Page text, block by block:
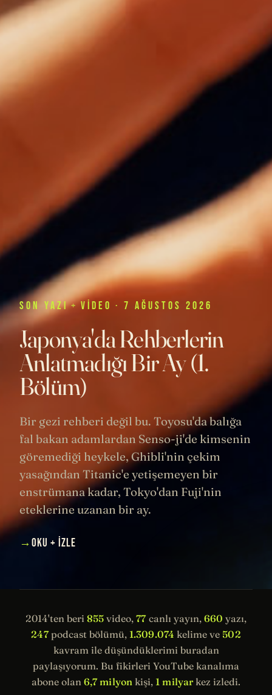
SON YAZI + VIDEO · 7 AĞUSTOS 2026
Japonya'da Rehberlerin
Anlatmadığı Bir Ay (1.
Bölüm)
Bir gezi rehberi değil bu. Toyosu'da balığa
fal bakan adamlardan Senso-ji'de kimsenin
göremediği heykele, Ghibli'nin çekim
yasağından Titanic'e yetişemeyen bir
enstrümana kadar, Tokyo'dan Fuji'nin
eteklerine uzanan bir ay.
→ OKU + İZLE
2014'ten beri 855 video,77canlı yayın, 660 yazı,
247podcast bölümü, 1.309.074 kelime ve 502
kavram ile düşündüklerimi buradan
paylaşıyorum. Bu fikirleri YouTube kanalıma
abone olan 6,7 milyon kişi, 1 milyarkez izledi.